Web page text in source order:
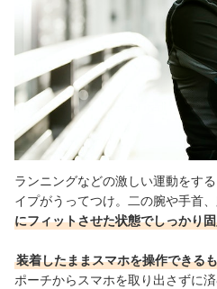
ランニングなどの激しい運動をす
イプがうってつけ。二の腕や手首
にフィットさせた状態でしっかり
装着したままスマホを操作できる
ポーチからスマホを取り出さずに